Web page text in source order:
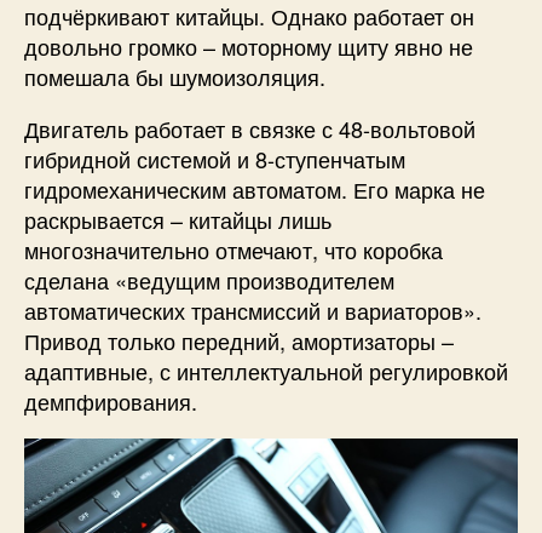
подчёркивают китайцы. Однако работает он
довольно громко – моторному щиту явно не
помешала бы шумоизоляция.
Двигатель работает в связке с 48-вольтовой
гибридной системой и 8-ступенчатым
гидромеханическим автоматом. Его марка не
раскрывается – китайцы лишь
многозначительно отмечают, что коробка
сделана «ведущим производителем
автоматических трансмиссий и вариаторов».
Привод только передний, амортизаторы –
адаптивные, с интеллектуальной регулировкой
демпфирования.